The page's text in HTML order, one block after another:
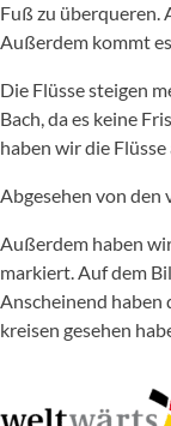
Fuß zu überqueren.
Außerdem kommt
Die Flüsse steigen
Bach, da es keine
haben wir die
Abgesehen von den
Außerdem haben
markiert. Auf dem
Anscheinend haben
kreisen gesehen